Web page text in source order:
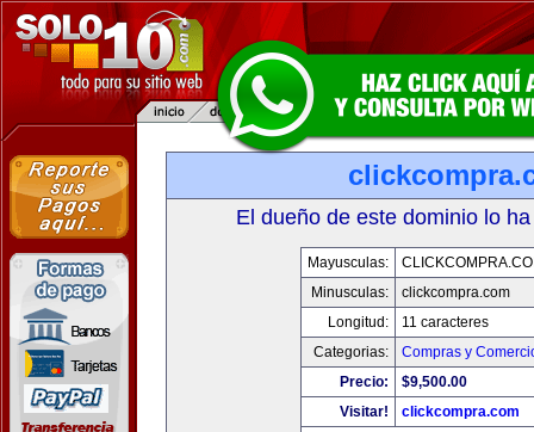
El dueño de este dominio lo
Mayusculas:
Minusculas:
clickcompra.com
Longitud:
11 caracteres
Categorias:
Compras y
Precio:
$9,500.00
Visitar!
clickcompra.com